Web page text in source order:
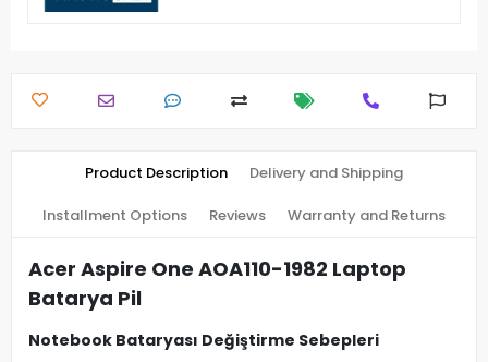
Product Description Delivery and Shipping
Installment Options Reviews Warranty and Returns
Acer Aspire One AOA110-1982 Laptop
Batarya Pil
Notebook Bataryası Değiştirme Sebepleri